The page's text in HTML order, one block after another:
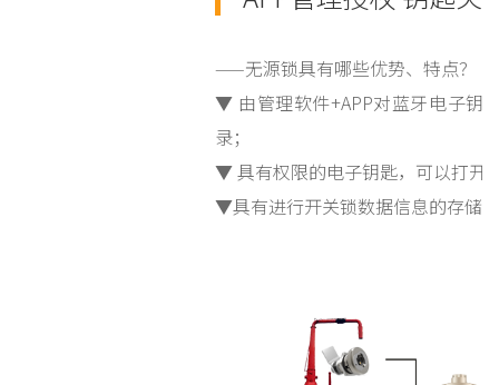
——无源锁具有哪些优势、特点？
▼ 由管理软件+APP对蓝牙电子钥
录；
▼ 具有权限的电子钥匙，可以打开
▼具有进行开关锁数据信息的存储